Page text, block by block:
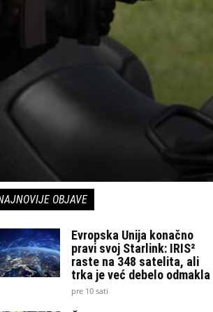
OBJAVE
Evropska Unija konačno
pravi svoj Starlink: IRIS²
raste na 348 satelita, ali
trka je već debelo odmakla
pre 10 sati